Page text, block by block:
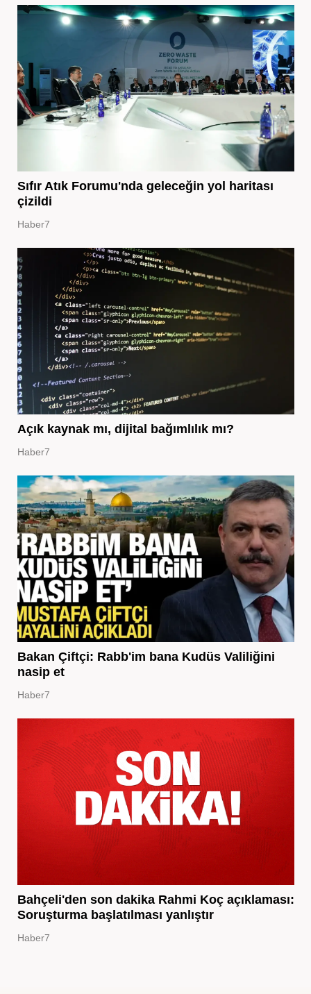
Sıfır Atık Forumu'nda geleceğin yol haritası
çizildi
Haber7
Açık kaynak mı, dijital bağımlılık mı?
Haber7
Bakan Çiftçi: Rabb'im bana Kudüs Valiliğini
nasip et
Haber7
Bahçeli'den son dakika Rahmi Koç açıklaması:
Soruşturma başlatılması yanlıştır
Haber7